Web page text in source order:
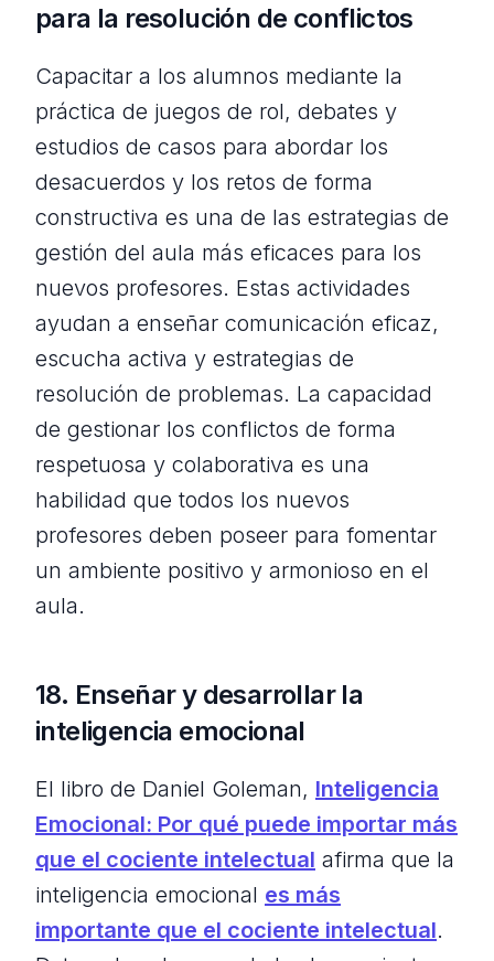
para la resolución de conflictos
Capacitar a los alumnos mediante la
práctica de juegos de rol, debates y
estudios de casos para abordar los
desacuerdos y los retos de forma
constructiva es una de las estrategias de
gestión del aula más eficaces para los
nuevos profesores. Estas actividades
ayudan a enseñar comunicación eficaz,
escucha activa y estrategias de
resolución de problemas. La capacidad
de gestionar los conflictos de forma
respetuosa y colaborativa es una
habilidad que todos los nuevos
profesores deben poseer para fomentar
un ambiente positivo y armonioso en el
aula.
18. Enseñar y desarrollar la
inteligencia emocional
El libro de Daniel Goleman, Inteligencia
Emocional: Por qué puede importar más
que el cociente intelectual afirma que la
inteligencia emocional es más
importante que el cociente intelectual.